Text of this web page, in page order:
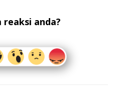
reaksi anda?